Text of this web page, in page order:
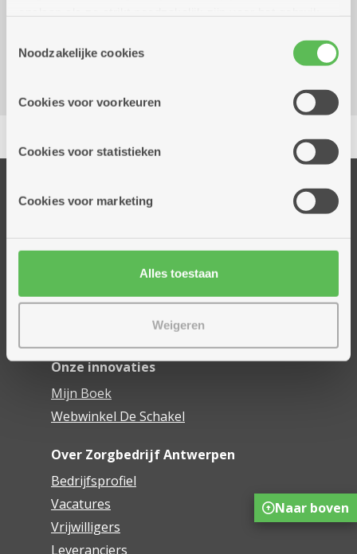
cookies hebben we jouw toestemming nodig. Sommige
cookies worden geplaatst door derde partijen die een
informatie over jouw (geanonimiseerd) gebruik van onze
partners kunnen deze gegevens combineren met andere
Noodzakelijke cookies
Cookies voor voorkeuren
Cookies voor statistieken
Cookies voor marketing
Alles toestaan
Weigeren
Zwaantjeslei 87
Dienstencentra
Woonzorgcentra
Financieel comfort
Onze innovaties
Mijn Boek
Webwinkel De Schakel
Over Zorgbedrijf Antwerpen
Bedrijfsprofiel
Vacatures
Vrijwilligers
Leveranciers
Naar boven